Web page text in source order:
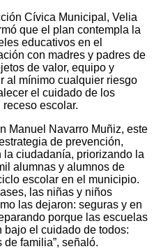
Cívica Municipal, Velia
que el plan contempla la
educativos en el
con madres y padres de
de valor, equipo y
al mínimo cualquier riesgo
el cuidado de los
escolar.
Manuel Navarro Muñiz, este
de prevención,
ciudadanía, priorizando la
alumnas y alumnos de
escolar en el municipio.
las niñas y niños
las dejaron: seguras y en
porque las escuelas
bajo el cuidado de todos:
familia”, señaló.